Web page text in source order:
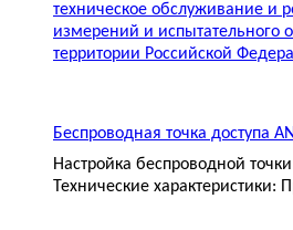
техническое обслуживание и
измерений и испытательного
территории Российской
Беспроводная точка доступа
Настройка беспроводной
Технические характеристики: